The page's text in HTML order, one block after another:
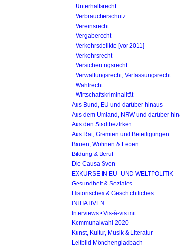
Unterhaltsrecht
Verbraucherschutz
Vereinsrecht
Vergaberecht
Verkehrsdelikte [vor 2011]
Verkehrsrecht
Versicherungsrecht
Verwaltungsrecht, Verfassungsrecht
Wahlrecht
Wirtschaftskriminalität
Aus Bund, EU und darüber hinaus
Aus dem Umland, NRW und darüber
Aus den Stadtbezirken
Aus Rat, Gremien und Beteiligungen
Bauen, Wohnen & Leben
Bildung & Beruf
Die Causa Sven
EXKURSE IN EU- UND WELTPOLITIK
Gesundheit & Soziales
Historisches & Geschichtliches
INITIATIVEN
Interviews • Vis-à-vis mit ...
Kommunalwahl 2020
Kunst, Kultur, Musik & Literatur
Leitbild Mönchengladbach